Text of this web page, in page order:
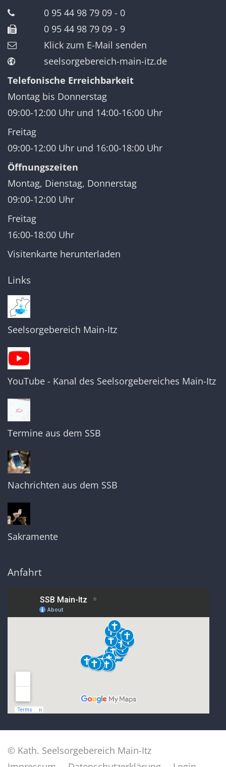
0 95 44 98 79 09 - 0
0 95 44 98 79 09 - 9
Klick zum E-Mail senden
seelsorgebereich-main-itz.de
Telefonische Erreichbarkeit
Montag bis Donnerstag
09:00-12:00 Uhr und 14:00-16:00 Uhr
Freitag
09:00-12:00 Uhr und 16:00-18:00 Uhr
Öffnungszeiten
Montag, Dienstag, Donnerstag
09:00-12:00 Uhr
Freitag
16:00-18:00 Uhr
Visitenkarte herunterladen
Links
Seelsorgebereich Main-Itz
YouTube - Kanal des Seelsorgebereiches Main-Itz
Termine aus dem SSB
Nachrichten aus dem SSB
Sakramente
Anfahrt
© Kath. Seelsorgebereich Main-Itz